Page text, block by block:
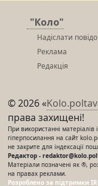
"Коло"
Надіслати
Реклама
Редакція
© 2026 «
права захищені!
При використанні
гіперпосилання на сайт
не закрите для індексації
Редактор -
Матеріали позначені як ®,
на правах реклами.
Розроблено за підтримки